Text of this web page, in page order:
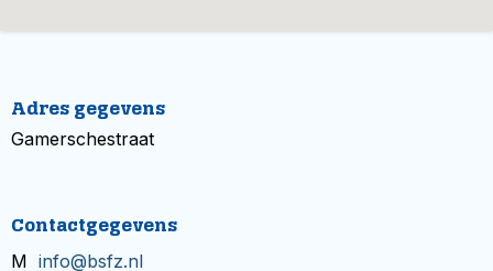
Adres gegevens
Gamerschestraat
Contactgegevens
M info@bsfz.nl